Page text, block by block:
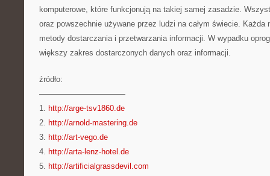
komputerowe, które funkcjonują na takiej samej zasadzie.
oraz powszechnie używane przez ludzi na całym świecie. Każda
metody dostarczania i przetwarzania informacji. W wypadku
większy zakres dostarczonych danych oraz informacji.
źródło:
———————————
1. http://arge-tsv1860.de
2. http://arnold-mastering.de
3. http://art-vego.de
4. http://arta-lenz-hotel.de
5. http://artificialgrassdevil.com